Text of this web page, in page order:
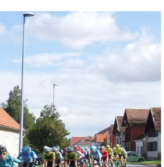
Ljeto donosi bezbrižnu igru, ali
i zdravstvene izazove
27.09.2022.
slatina.net